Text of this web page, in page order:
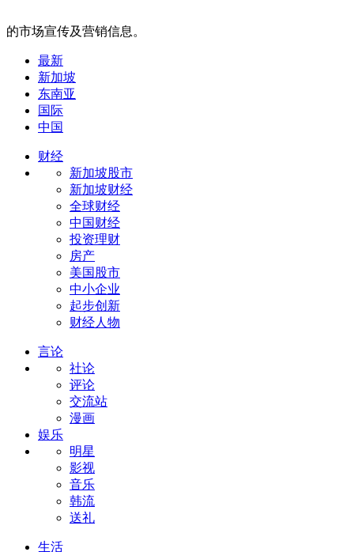
的市场宣传及营销信息。
最新
新加坡
东南亚
国际
中国
财经
新加坡股市
新加坡财经
全球财经
中国财经
投资理财
房产
美国股市
中小企业
起步创新
财经人物
言论
社论
评论
交流站
漫画
娱乐
明星
影视
音乐
韩流
送礼
生活